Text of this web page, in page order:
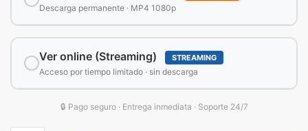
Descarga permanente · MP4 1080p
Ver online (Streaming) STREAMING
Acceso por tiempo limitado · sin descarga
🔒 Pago seguro · Entrega inmediata · Soporte 24/7